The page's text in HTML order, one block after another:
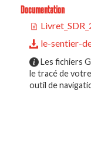
Documentation
le-sentier-
Les fichiers
le tracé de
outil de